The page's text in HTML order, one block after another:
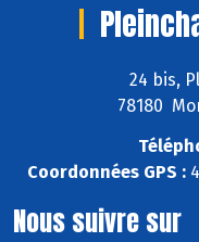
24 bis,
78180
Coordonnées GPS :
Nous suivre sur